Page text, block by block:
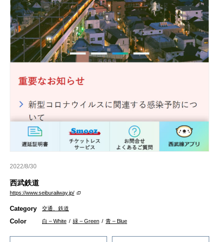
2022/8/30
西武鉄道
https://www.seiburailway.jp/
Category 交通、鉄道
Color 白 – White / 緑 – Green / 青 – Blue